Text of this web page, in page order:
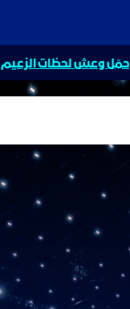
حمّل وعش لحظات الزعيم